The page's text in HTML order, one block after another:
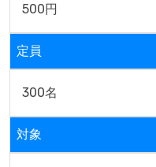
500円
定員
300名
対象